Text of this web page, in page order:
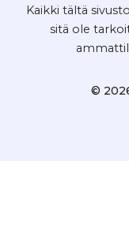
Kaikki tältä
sitä ole
©